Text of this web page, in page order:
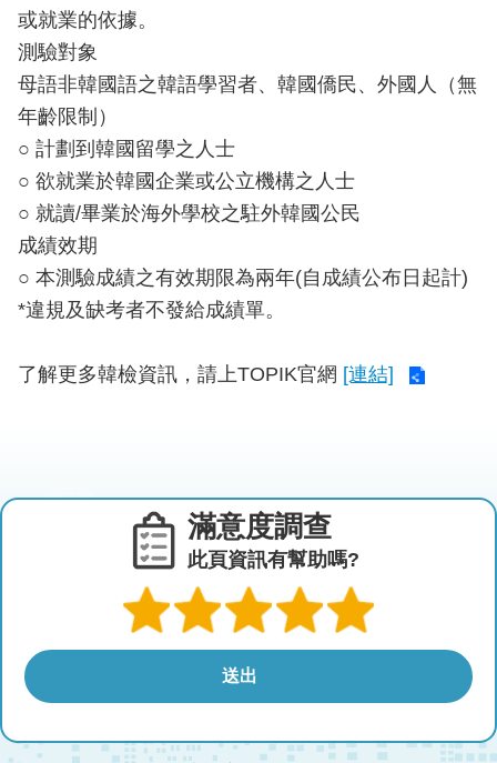
或就業的依據。
測驗對象
母語非韓國語之韓語學習者、韓國僑民、外國人（無
年齡限制）
○ 計劃到韓國留學之人士
○ 欲就業於韓國企業或公立機構之人士
○ 就讀/畢業於海外學校之駐外韓國公民
成績效期
○ 本測驗成績之有效期限為兩年(自成績公布日起計)
*違規及缺考者不發給成績單。
了解更多韓檢資訊，請上TOPIK官網 [連結]
滿意度調查
此頁資訊有幫助嗎?